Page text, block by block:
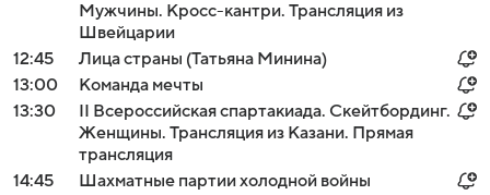
Мужчины. Кросс-кантри. Трансляция из
Швейцарии
12:45
Лица страны (Татьяна Минина)
13:00
Команда мечты
13:30
II Всероссийская спартакиада. Скейтбординг.
Женщины. Трансляция из Казани. Прямая
трансляция
14:45
Шахматные партии холодной войны